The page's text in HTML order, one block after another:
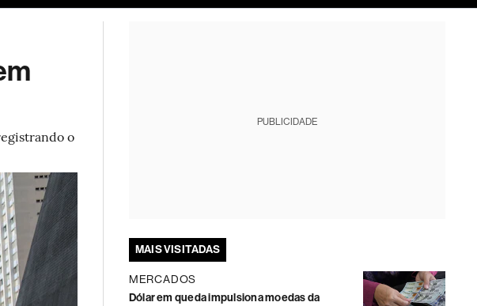
o
PUBLICIDADE
MAIS VISITADAS
MERCADOS
Dólar em queda impulsiona moedas da